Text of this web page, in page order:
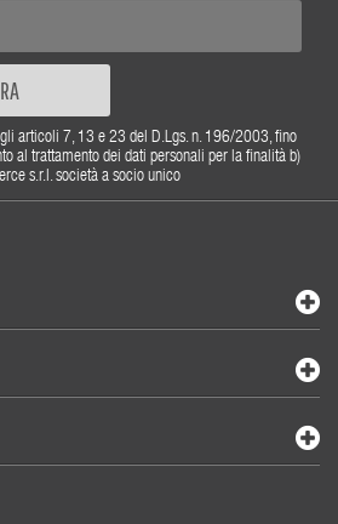
articoli 7, 13 e 23 del D.Lgs. n. 196/2003, fino
al trattamento dei dati personali per la finalità b)
s.r.l. società a socio unico